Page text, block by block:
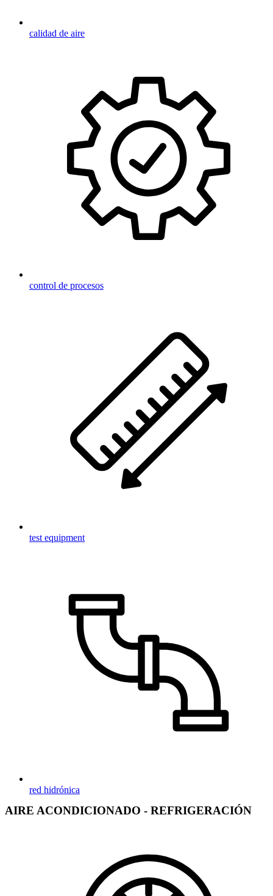
calidad de aire
control de procesos
test equipment
red hidrónica
AIRE ACONDICIONADO - REFRIGERACIÓN